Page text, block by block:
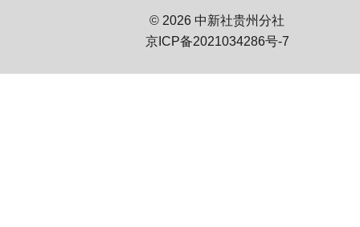
© 2026 中新社贵州分社
京ICP备2021034286号-7